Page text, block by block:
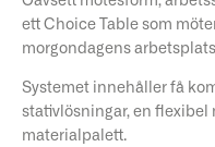
ett Choice Table som
morgondagens
Systemet innehåller få
stativlösningar, en flexibel
materialpalett.